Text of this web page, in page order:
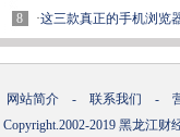
8
·这三款真正的手机浏览
网站简介 - 联系我们 -
Copyright.2002-2019 黑龙江财